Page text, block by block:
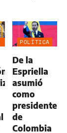
POLÍTICA
De la
Espriella
asumió
como
presidente
de
Colombia